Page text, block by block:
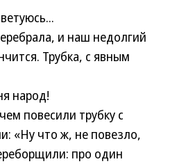
и наш недолгий
Трубка, с явным
народ!
повесили трубку с
«Ну что ж, не повезло,
про один